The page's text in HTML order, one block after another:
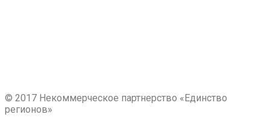
© 2017 Некоммерческое партнерство «Единство
регионов»